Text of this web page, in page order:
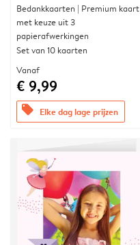
Bedankkaarten | Premium kaart
met keuze uit 3
papierafwerkingen
Set van 10 kaarten
Vanaf
€ 9,99
offers Elke dag lage prijzen